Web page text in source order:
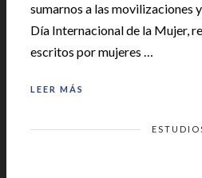
sumarnos a las movilizaciones
Día Internacional de la Mujer,
escritos por mujeres …
LEER MÁS